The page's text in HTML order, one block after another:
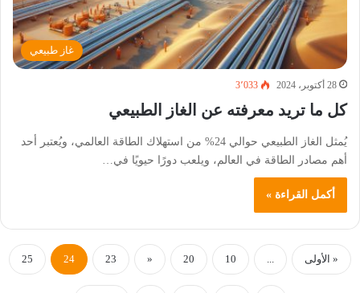
غاز طبيعي
28 أكتوبر، 2024 3٬033
كل ما تريد معرفته عن الغاز الطبيعي
يُمثل الغاز الطبيعي حوالي 24% من استهلاك الطاقة العالمي، ويُعتبر أحد
أهم مصادر الطاقة في العالم، ويلعب دورًا حيويًا في…
أكمل القراءة »
« الأولى ...
10
20
«
23
24
25